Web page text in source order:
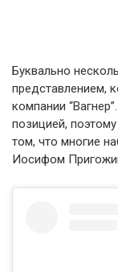
Буквально
представлением,
компании
позицией,
том, что многие
Иосифом